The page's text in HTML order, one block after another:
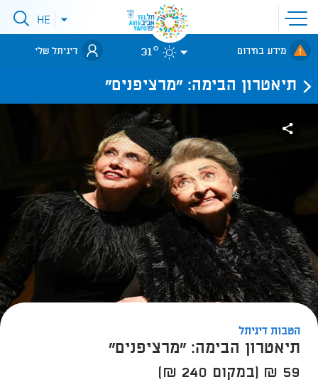
פתיחת
תפריט
אתר
לאתר עיריית
תל-אביב
פתיחתHE
מידע בחירום 31° דיגיתל שלי
תיאטרון הבימה: "מרציפנים"
הטבות דיגיתל
תיאטרון הבימה: "מרציפנים"
59 ₪ (במקום 240 ₪)